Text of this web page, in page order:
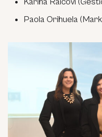
Paola Orihuela